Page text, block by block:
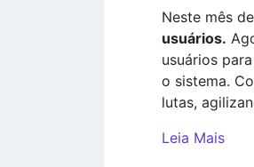
Neste mês
usuários.
usuários
o sistema.
lutas,
Leia Mais